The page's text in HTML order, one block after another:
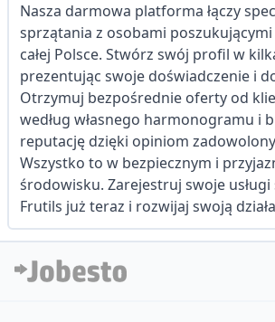
Nasza darmowa platforma łączy
sprzątania z osobami poszukującymi
całej Polsce. Stwórz swój profil w
prezentując swoje doświadczenie i
Otrzymuj bezpośrednie oferty od
według własnego harmonogramu i
reputację dzięki opiniom
Wszystko to w bezpiecznym i
środowisku. Zarejestruj swoje
Frutils już teraz i rozwijaj swoją